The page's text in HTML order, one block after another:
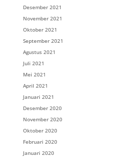
Desember 2021
November 2021
Oktober 2021
September 2021
Agustus 2021
Juli 2021
Mei 2021
April 2021
Januari 2021
Desember 2020
November 2020
Oktober 2020
Februari 2020
Januari 2020